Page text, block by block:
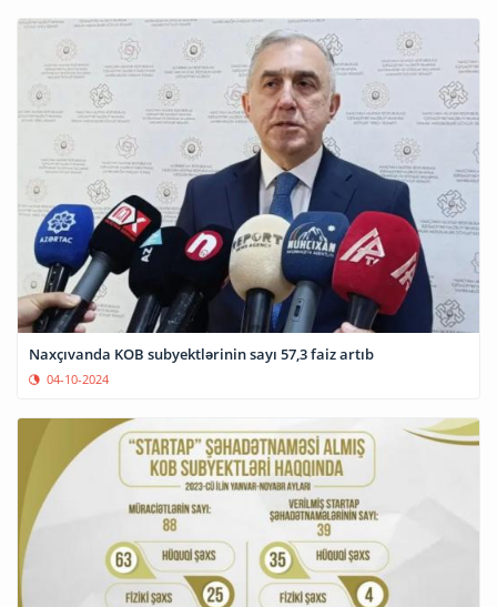
Naxçıvanda KOB subyektlərinin sayı 57,3 faiz artıb
04-10-2024